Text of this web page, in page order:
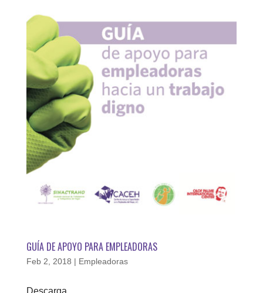
GUÍA DE APOYO PARA EMPLEADORAS
Feb 2, 2018 | Empleadoras
Descarga